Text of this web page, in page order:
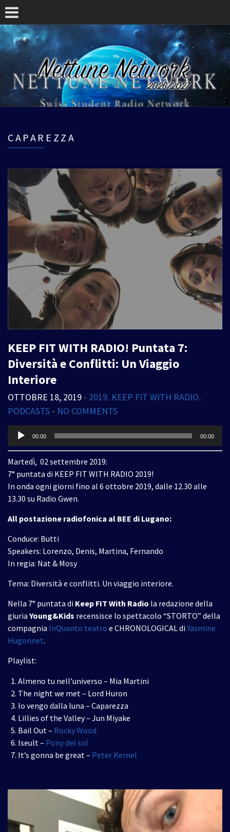
CAPAREZZA
KEEP FIT WITH RADIO! Puntata 7:
Diversità e Conflitti: Un Viaggio
Interiore
OTTOBRE 18, 2019 • 2019, KEEP FIT WITH RADIO,
PODCASTS • NO COMMENTS
Audio
00:00 00:00
Martedì, 02 settembre 2019:
7° puntata di KEEP FIT WITH RADIO 2019!
In onda ogni giorni fino al 6 ottobre 2019, dalle 12.30 alle
13.30 su Radio Gwen.
All postazione radiofonica al BEE di Lugano:
Conduce: Butti
Speakers: Lorenzo, Denis, Martina, Fernando
In regia: Nat & Mosy
Tema: Diversità e conflitti. Un viaggio interiore.
Nella 7° puntata di Keep FIT With Radio la redazione della
giuria Young&Kids recensisce lo spettacolo “STORTO” della
compagnia InQuanto teatro e CHRONOLOGICAL diYasmine
Hugonnet.
Playlist:
Almeno tu nell’universo – Mia Martini
The night we met – Lord Huron
Io vengo dalla luna – Caparezza
Lillies of the Valley – Jun Miyake
Bail Out – Rocky Wood
Iseult – Pony del sol
It’s gonna be great – Peter Kernel